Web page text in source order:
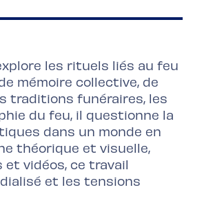
les rituels liés au feu
mémoire collective, de
traditions funéraires, les
du feu, il questionne la
dans un monde en
théorique et visuelle,
et vidéos, ce travail
et les tensions